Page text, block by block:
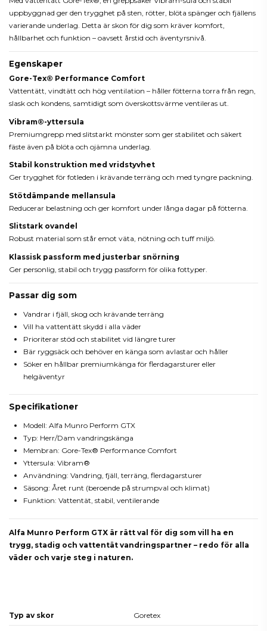
uppbyggnad ger den trygghet på sten, rötter, blöta spänger och fjällens
varierande underlag. Detta är skon för dig som kräver komfort,
hållbarhet och funktion – oavsett årstid och äventyrsnivå.
Egenskaper
Gore-Tex® Performance Comfort
Vattentätt, vindtätt och hög ventilation – håller fötterna torra från regn,
slask och kondens, samtidigt som överskottsvärme ventileras ut.
Vibram®-yttersula
Premiumgrepp med slitstarkt mönster som ger stabilitet och säkert
fäste även på blöta och ojämna underlag.
Stabil konstruktion med vridstyvhet
Ger trygghet för fotleden i krävande terräng och med tyngre packning.
Stötdämpande mellansula
Reducerar belastning och ger komfort under långa dagar på fötterna.
Slitstark ovandel
Robust material som står emot väta, nötning och tuff miljö.
Klassisk passform med justerbar snörning
Ger personlig, stabil och trygg passform för olika fottyper.
Passar dig som
Vandrar i fjäll, skog och krävande terräng
Vill ha vattentätt skydd i alla väder
Prioriterar stöd och stabilitet vid längre turer
Bär ryggsäck och behöver en känga som avlastar och håller
Söker en hållbar premiumkänga för flerdagarsturer eller
helgäventyr
Specifikationer
Modell: Alfa Munro Perform GTX
Typ: Herr/Dam vandringskänga
Membran: Gore-Tex® Performance Comfort
Yttersula: Vibram®
Användning: Vandring, fjäll, terräng, flerdagarsturer
Säsong: Året runt (beroende på strumpval och klimat)
Funktion: Vattentät, stabil, ventilerande
Alfa Munro Perform GTX är rätt val för dig som vill ha en
trygg, stadig och vattentät vandringspartner – redo för alla
väder och varje steg i naturen.
Typ av skor Goretex